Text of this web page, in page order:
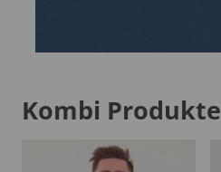
Kombi Produkte